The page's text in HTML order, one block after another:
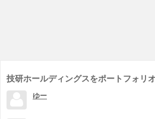
技研ホールディングスをポートフォリ
ゆー